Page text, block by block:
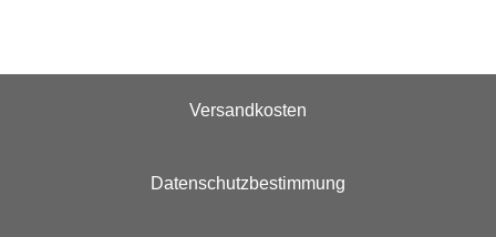
Versandkosten
Datenschutzbestimmung